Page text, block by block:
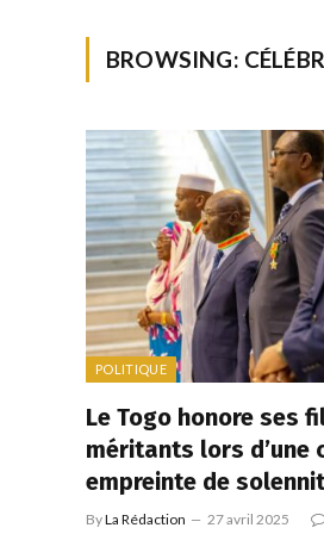
BROWSING:
POLITIQUE
Le Togo honore ses
méritants lors d’une
empreinte de
ByLa Rédaction 27 avril 2025